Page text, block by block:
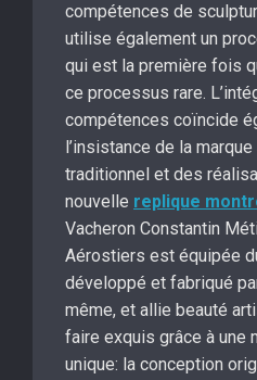
compétences de
utilise également un
qui est la première fois
ce processus rare.
compétences coïncide
l’insistance de la
traditionnel et des
nouvelle replique
Vacheron Constantin
Aérostiers est équipée
développé et fabriqué
même, et allie beauté
faire exquis grâce à une
unique: la conception